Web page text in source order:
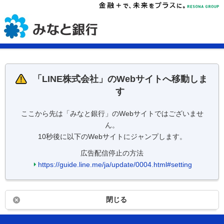
「 LINE株式会社」のWebサイトへ移動しま
す
ここから先は「みなと銀行」のWebサイトではございませ
ん。
10秒後に以下のWebサイトにジャンプします。
広告配信停止の方法
https://guide.line.me/ja/update/0004.html#setting
閉じる